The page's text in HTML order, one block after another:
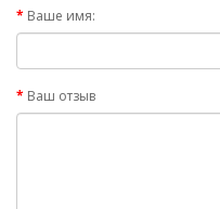
Ваше имя:
Ваш отзыв